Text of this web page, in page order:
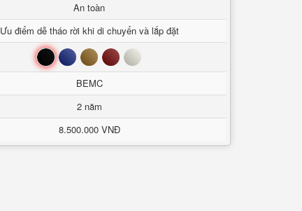
An toàn
Ưu điểm dễ tháo rời khi di chuyển và lắp đặt
Đen Xanh Nâu Đỏ Trắng
BEMC
2 năm
8.500.000 VNĐ